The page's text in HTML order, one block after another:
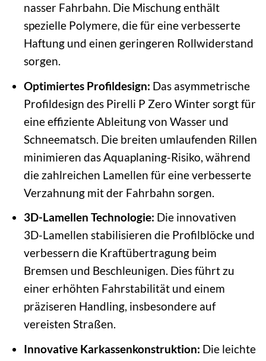
nasser Fahrbahn. Die Mischung enthält
spezielle Polymere, die für eine verbesserte
Haftung und einen geringeren Rollwiderstand
sorgen.
Optimiertes Profildesign: Das asymmetrische
Profildesign des Pirelli P Zero Winter sorgt für
eine effiziente Ableitung von Wasser und
Schneematsch. Die breiten umlaufenden Rillen
minimieren das Aquaplaning-Risiko, während
die zahlreichen Lamellen für eine verbesserte
Verzahnung mit der Fahrbahn sorgen.
3D-Lamellen Technologie: Die innovativen
3D-Lamellen stabilisieren die Profilblöcke und
verbessern die Kraftübertragung beim
Bremsen und Beschleunigen. Dies führt zu
einer erhöhten Fahrstabilität und einem
präziseren Handling, insbesondere auf
vereisten Straßen.
Innovative Karkassenkonstruktion: Die leichte